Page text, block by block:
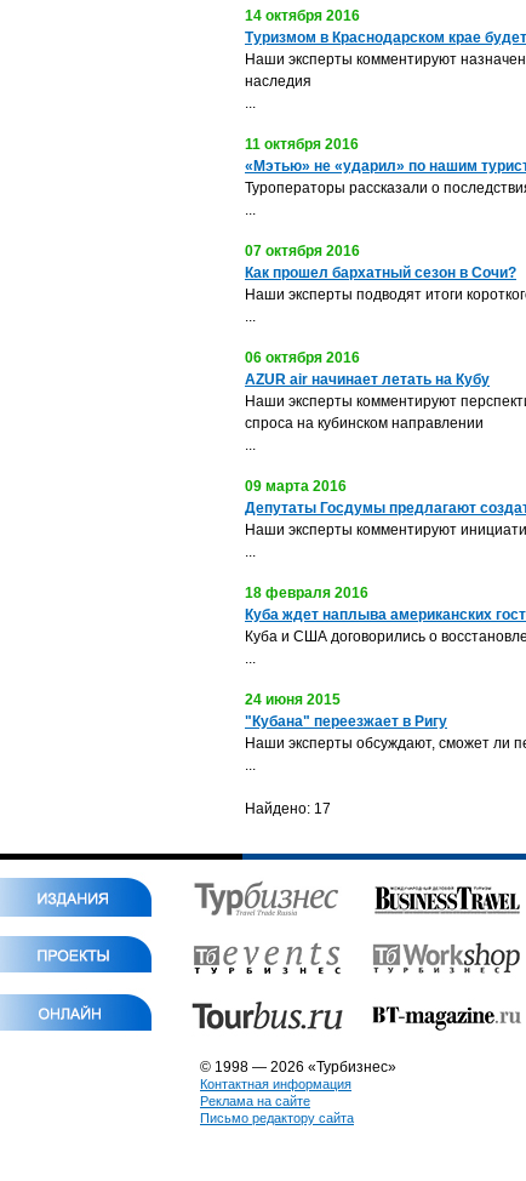
14 октября 2016
Туризмом в Краснодарском крае
Наши эксперты комментируют
наследия
...
11 октября 2016
«Мэтью» не «ударил» по нашим
Туроператоры рассказали о
...
07 октября 2016
Как прошел бархатный сезон в Сочи?
Наши эксперты подводят итоги
...
06 октября 2016
AZUR air начинает летать на Кубу
Наши эксперты комментируют
спроса на кубинском направлении
...
09 марта 2016
Депутаты Госдумы предлагают
Наши эксперты комментируют
...
18 февраля 2016
Куба ждет наплыва американских
Куба и США договорились о
...
24 июня 2015
"Кубана" переезжает в Ригу
Наши эксперты обсуждают, сможет ли
...
Найдено: 17
© 1998 — 2026 «Турбизнес»
Контактная информация
Реклама на сайте
Письмо редактору сайта